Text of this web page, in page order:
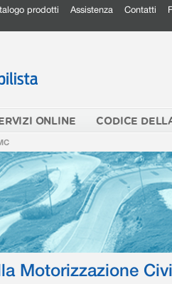
prodotti Assistenza Contatti
ONLINE CODICE
Motorizzazione